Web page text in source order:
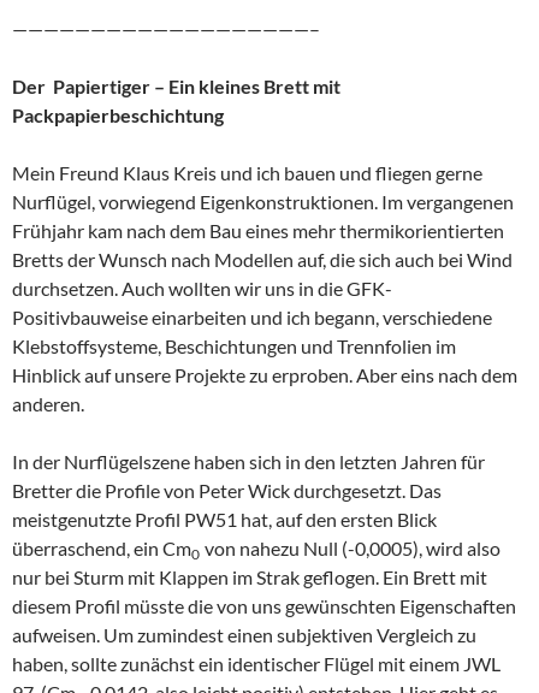
———————————————————–
Der Papiertiger – Ein kleines Brett mit
Packpapierbeschichtung
Mein Freund Klaus Kreis und ich bauen und fliegen gerne
Nurflügel, vorwiegend Eigenkonstruktionen. Im vergangenen
Frühjahr kam nach dem Bau eines mehr thermikorientierten
Bretts der Wunsch nach Modellen auf, die sich auch bei Wind
durchsetzen. Auch wollten wir uns in die GFK-
Positivbauweise einarbeiten und ich begann, verschiedene
Klebstoffsysteme, Beschichtungen und Trennfolien im
Hinblick auf unsere Projekte zu erproben. Aber eins nach dem
anderen.
In der Nurflügelszene haben sich in den letzten Jahren für
Bretter die Profile von Peter Wick durchgesetzt. Das
meistgenutzte Profil PW51 hat, auf den ersten Blick
überraschend, ein Cm0 von nahezu Null (-0,0005), wird also
nur bei Sturm mit Klappen im Strak geflogen. Ein Brett mit
diesem Profil müsste die von uns gewünschten Eigenschaften
aufweisen. Um zumindest einen subjektiven Vergleich zu
haben, sollte zunächst ein identischer Flügel mit einem JWL